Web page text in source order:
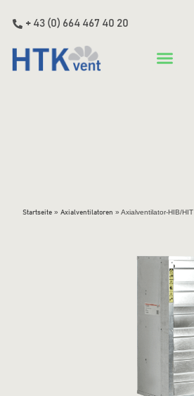
+ 43 (0) 664 467 40 20
Startseite » Axialventilatoren » Axialventilator-HIB/HIT